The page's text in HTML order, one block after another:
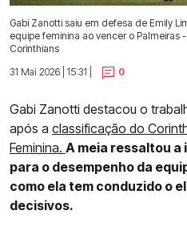
Gabi Zanotti saiu em defesa de Emily
equipe feminina ao vencer o Palmeiras
Corinthians
31 Mai 2026 | 15:31 |
0
Gabi Zanotti destacou o
após a classificação do
Feminina. A meia ressaltou
para o desempenho da
como ela tem conduzido o
decisivos.